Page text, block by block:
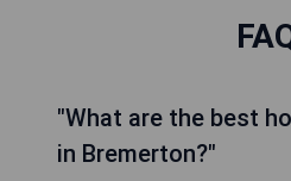
"What are the best
in Bremerton?"